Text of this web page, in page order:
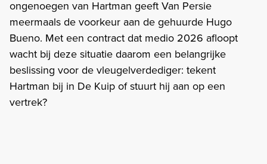
ongenoegen van Hartman geeft Van Persie
meermaals de voorkeur aan de gehuurde Hugo
Bueno. Met een contract dat medio 2026 afloopt
wacht bij deze situatie daarom een belangrijke
beslissing voor de vleugelverdediger: tekent
Hartman bij in De Kuip of stuurt hij aan op een
vertrek?